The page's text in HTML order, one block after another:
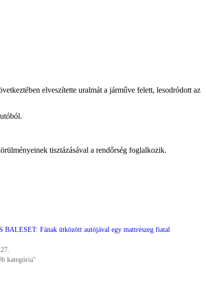
elveszítette uralmát a járműve felett, lesodródott az
tisztázásával a rendőrség foglalkozik.
BALESET: Fának ütközött autójával egy mattrészeg fiatal
kategória"